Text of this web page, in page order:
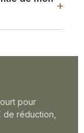
pour
réduction,